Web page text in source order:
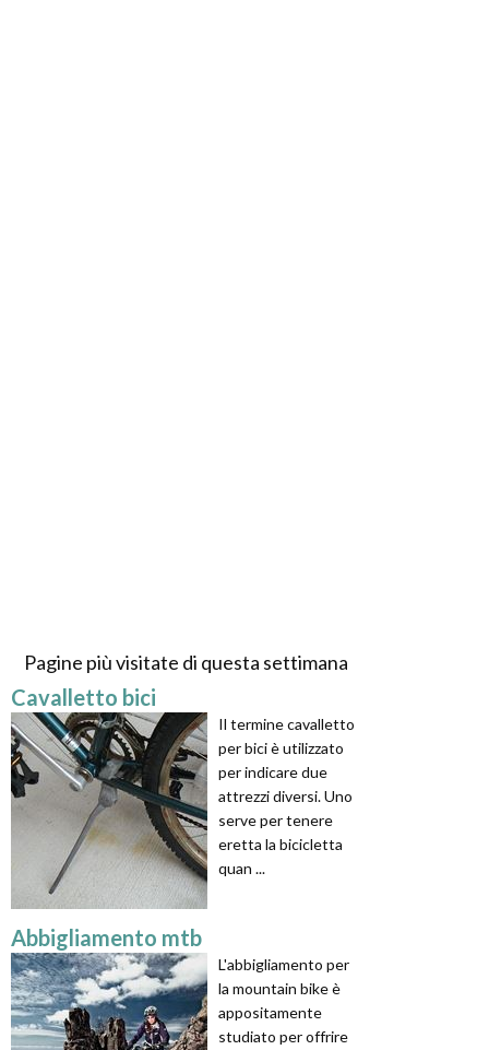
Pagine più visitate di questa settimana
Cavalletto bici
Il termine cavalletto
per bici è utilizzato
per indicare due
attrezzi diversi. Uno
serve per tenere
eretta la bicicletta
quan ...
Abbigliamento mtb
L'abbigliamento per
la mountain bike è
appositamente
studiato per offrire